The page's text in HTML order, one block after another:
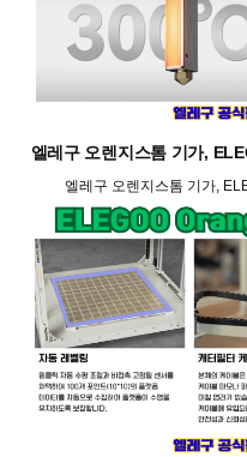
엘레구 오렌지스톰 기가,
엘레구 오렌지스톰 기가,